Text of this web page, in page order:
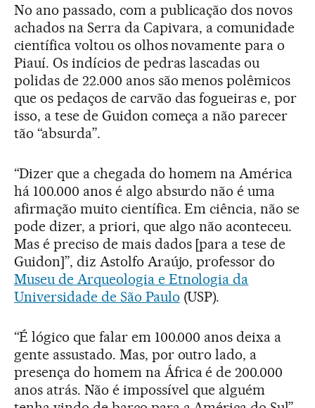
No ano passado, com a publicação dos novos
achados na Serra da Capivara, a comunidade
científica voltou os olhos novamente para o
Piauí. Os indícios de pedras lascadas ou
polidas de 22.000 anos são menos polêmicos
que os pedaços de carvão das fogueiras e, por
isso, a tese de Guidon começa a não parecer
tão “absurda”.
“Dizer que a chegada do homem na América
há 100.000 anos é algo absurdo não é uma
afirmação muito científica. Em ciência, não se
pode dizer, a priori, que algo não aconteceu.
Mas é preciso de mais dados [para a tese de
Guidon]”, diz Astolfo Araújo, professor do
Museu de Arqueologia e Etnologia da
Universidade de São Paulo (USP).
“É lógico que falar em 100.000 anos deixa a
gente assustado. Mas, por outro lado, a
presença do homem na África é de 200.000
anos atrás. Não é impossível que alguém